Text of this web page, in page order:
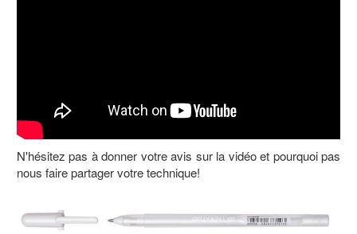
N'hésitez pas à donner votre avis sur la vidéo et pourquoi pas
nous faire partager votre technique!